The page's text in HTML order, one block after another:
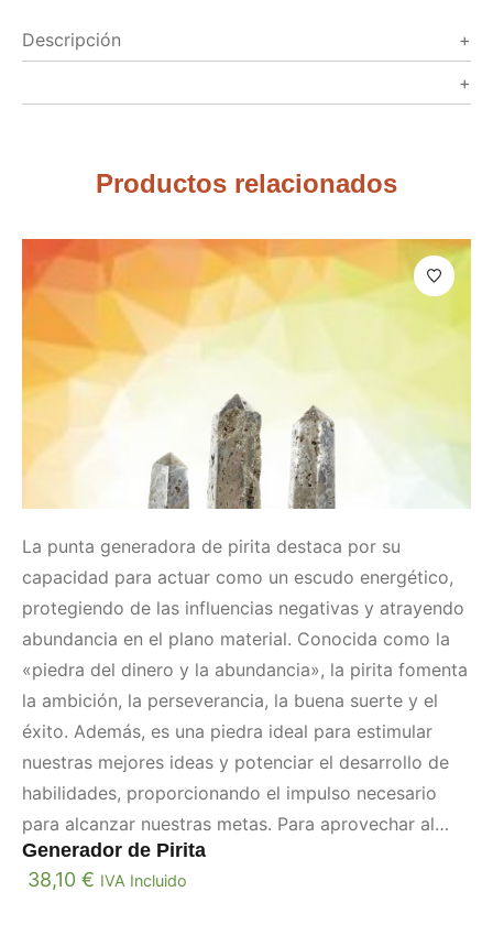
Descripción
Productos relacionados
La punta generadora de pirita destaca por su
capacidad para actuar como un escudo energético,
protegiendo de las influencias negativas y atrayendo
abundancia en el plano material. Conocida como la
«piedra del dinero y la abundancia», la pirita fomenta
la ambición, la perseverancia, la buena suerte y el
éxito. Además, es una piedra ideal para estimular
nuestras mejores ideas y potenciar el desarrollo de
habilidades, proporcionando el impulso necesario
para alcanzar nuestras metas. Para aprovechar al
máximo sus propiedades, se recomienda
«codificarla» con un propósito específico y trabajar
Generador de Pirita
38,10 € IVA Incluido